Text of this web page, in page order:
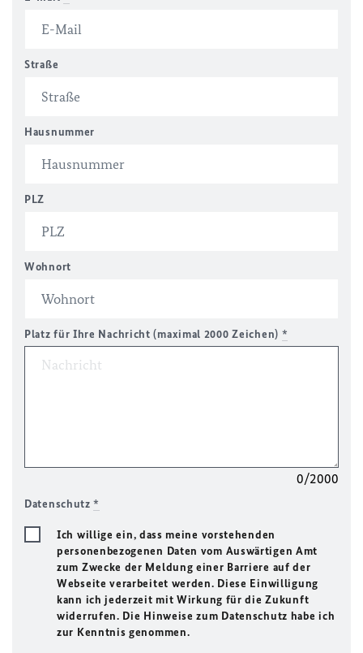
Straße
Hausnummer
PLZ
Wohnort
Platz für Ihre Nachricht (maximal 2000 Zeichen) *
0/2000
Datenschutz*
Ich willige ein, dass meine vorstehenden
personenbezogenen Daten vom Auswärtigen Amt
zum Zwecke der Meldung einer Barriere auf der
Webseite verarbeitet werden. Diese Einwilligung
kann ich jederzeit mit Wirkung für die Zukunft
widerrufen. Die Hinweise zum Datenschutz habe ich
zur Kenntnis genommen.